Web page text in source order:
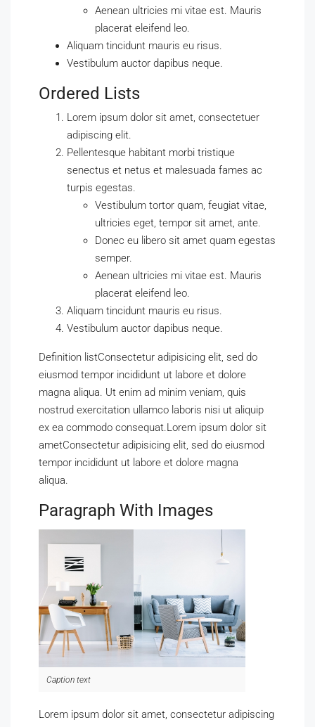
Aenean ultricies mi vitae est. Mauris
placerat eleifend leo.
Aliquam tincidunt mauris eu risus.
Vestibulum auctor dapibus neque.
Ordered Lists
Lorem ipsum dolor sit amet, consectetuer
adipiscing elit.
Pellentesque habitant morbi tristique
senectus et netus et malesuada fames ac
turpis egestas.
Vestibulum tortor quam, feugiat vitae,
ultricies eget, tempor sit amet, ante.
Donec eu libero sit amet quam egestas
semper.
Aenean ultricies mi vitae est. Mauris
placerat eleifend leo.
Aliquam tincidunt mauris eu risus.
Vestibulum auctor dapibus neque.
Definition listConsectetur adipisicing elit, sed do
eiusmod tempor incididunt ut labore et dolore
magna aliqua. Ut enim ad minim veniam, quis
nostrud exercitation ullamco laboris nisi ut aliquip
ex ea commodo consequat.Lorem ipsum dolor sit
ametConsectetur adipisicing elit, sed do eiusmod
tempor incididunt ut labore et dolore magna
aliqua.
Paragraph With Images
Caption text
Lorem ipsum dolor sit amet, consectetur adipiscing